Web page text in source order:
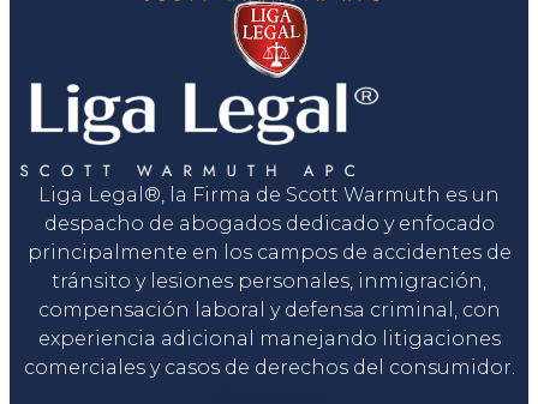
Liga Legal®, la Firma de Scott Warmuth es un
despacho de abogados dedicado y enfocado
principalmente en los campos de accidentes de
tránsito y lesiones personales, inmigración,
compensación laboral y defensa criminal, con
experiencia adicional manejando litigaciones
comerciales y casos de derechos del consumidor.